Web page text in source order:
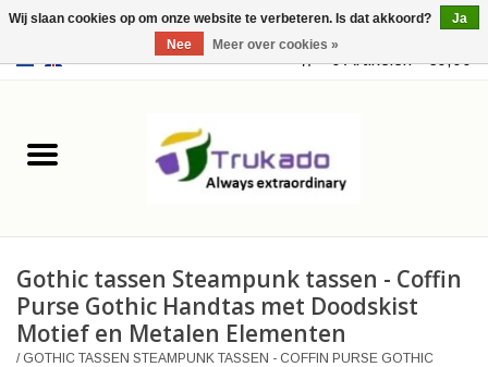
USD 0 Artikelen - €0,00
Leer
Merchandise
Retro Vintage
Gothic tassen Steampunk tassen - Coffin
Purse Gothic Handtas met Doodskist
Motief en Metalen Elementen
/ GOTHIC TASSEN STEAMPUNK TASSEN - COFFIN PURSE GOTHIC
Wij slaan cookies op om onze website te verbeteren. Is dat akkoord?
Ja
Nee
Meer over cookies »